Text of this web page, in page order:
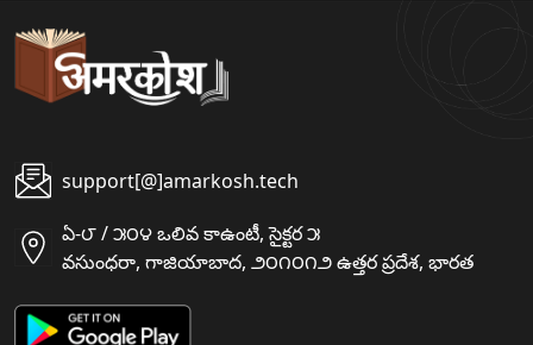
support[@]amarkosh.tech
ఏ-౮ / ౫౦౪ ఒలివ కాఉంటీ, సైక్టర ౫
వసుంధరా, గాజియాబాద, ౨౦౧౦౧౨ ఉత్తర ప్రదేశ, భారత